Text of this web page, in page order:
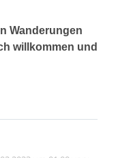
Wanderungen
willkommen und